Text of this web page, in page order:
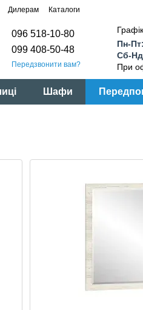
Дилерам Каталоги
096 518-10-80
099 408-50-48
Передзвонити вам?
Пн-Пт:
Сб-
При
Шафи